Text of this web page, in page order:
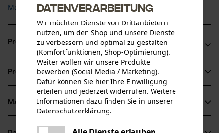
Mehr anzeigen
Produktvorteile
Schnittschutzschuhe sind atmungsaktiv und wasserdicht
durch Gore-Tex Performance
Optimaler Klimakomfort für alle Jahreszeiten bei höchsten
Beanspruchungen
Vibram Sohle abriebfest und rutschsicher
Produktinformationen
Produktdetails
Aktivitätstyp
Material & Pflege
Datenverarbeitung
Wir möchten Dienste von Drittanbietern
nutzen, um den Shop und unsere Dienste
zu verbessern und optimal zu gestalten
(Komfortfunktionen, Shop-Optimierung).
Weiter wollen wir unsere Produkte
bewerben (Social Media / Marketing).
Dafür können Sie hier Ihre Einwilligung
erteilen und jederzeit widerrufen. Weitere
Informationen dazu finden Sie in unserer
Datenschutzerklärung.
Es ist ein Fehler aufgetreten. Bitte